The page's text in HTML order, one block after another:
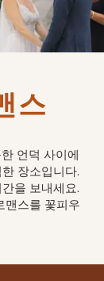
스
언덕 사이에
장소입니다.
을 보내세요.
맨스를 꽃피우